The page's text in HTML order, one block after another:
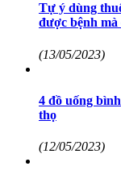
Tự ý dùng
được bệnh mà
(13/05/2023)
4 đồ uống
thọ
(12/05/2023)